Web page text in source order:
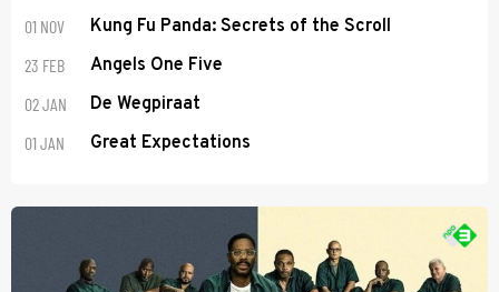
01 NOV Kung Fu Panda: Secrets of the Scroll
23 FEB Angels One Five
02 JAN De Wegpiraat
01 JAN Great Expectations